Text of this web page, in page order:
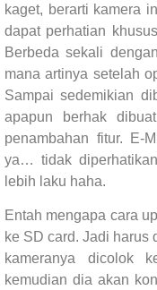
kaget, berarti kamera
dapat perhatian
Berbeda sekali
mana artinya setelah
Sampai sedemikian
apapun berhak
penambahan fitur. E-
ya… tidak
lebih laku haha.
Entah mengapa cara
ke SD card. Jadi harus
kameranya dicolok
kemudian dia akan